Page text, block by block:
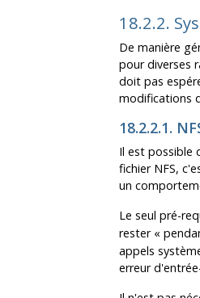
18.2.2.
De manière
pour diverses
doit pas
modifications
18.2.2.1.
Il est possible
fichier NFS,
un
Le seul pré-
rester «
appels
erreur